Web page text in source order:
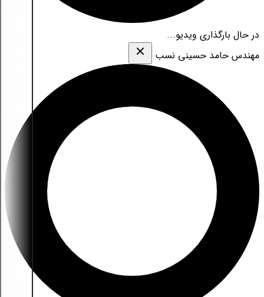
در حال بارگذاری ویدیو...
مهندس حامد حسینی نسب